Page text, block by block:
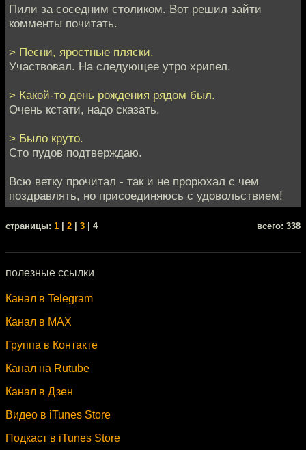
Пили за соседним столиком. Вот решил зайти
комменты почитать.
> Песни, яростные пляски.
Участвовал. На следующее утро хрипел.
> Какой-то день рождения рядом был.
Очень кстати, надо сказать.
> Было круто.
Сто пудов подтверждаю.
Всю ветку прочитал - так и не прорюхал с чем
поздравлять, но присоединяюсь с удовольствием!
cтраницы: 1 2 3 | 4 всего: 338
полезные ссылки
Канал в Telegram
Канал в MAX
Группа в Контакте
Канал на Rutube
Канал в Дзен
Видео в iTunes Store
Подкаст в iTunes Store